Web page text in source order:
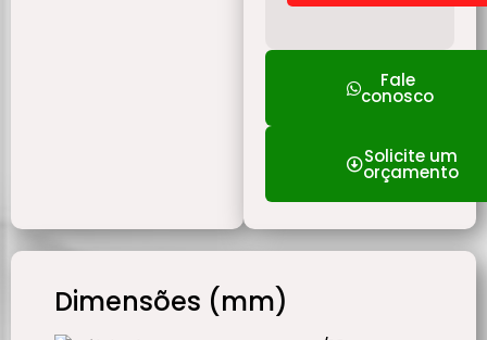
Fale
conosco
Solicite um
orçamento
Dimensões (mm)